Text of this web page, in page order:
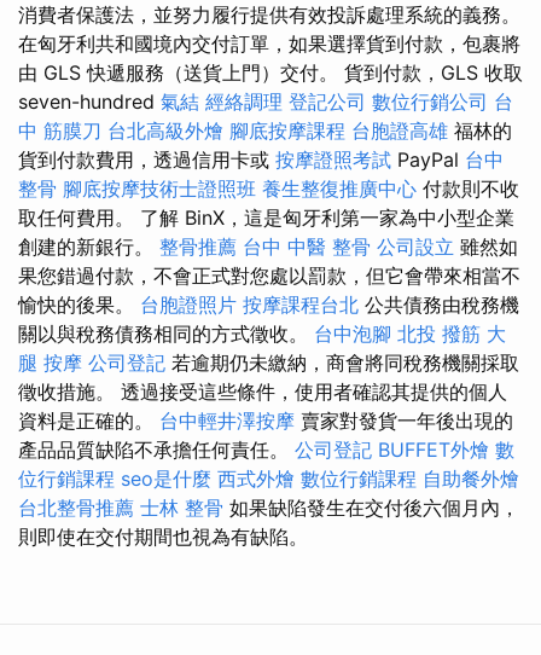
消費者保護法，並努力履行提供有效投訴處理系統的義務。
在匈牙利共和國境內交付訂單，如果選擇貨到付款，包裹將
由 GLS 快遞服務（送貨上門）交付。 貨到付款，GLS 收取
seven-hundred 氣結 經絡調理 登記公司 數位行銷公司 台
中 筋膜刀 台北高級外燴 腳底按摩課程 台胞證高雄 福林的
貨到付款費用，透過信用卡或 按摩證照考試 PayPal 台中
整骨 腳底按摩技術士證照班 養生整復推廣中心 付款則不收
取任何費用。 了解 BinX，這是匈牙利第一家為中小型企業
創建的新銀行。 整骨推薦 台中 中醫 整骨 公司設立 雖然如
果您錯過付款，不會正式對您處以罰款，但它會帶來相當不
愉快的後果。 台胞證照片 按摩課程台北 公共債務由稅務機
關以與稅務債務相同的方式徵收。 台中泡腳 北投 撥筋 大
腿 按摩 公司登記 若逾期仍未繳納，商會將同稅務機關採取
徵收措施。 透過接受這些條件，使用者確認其提供的個人
資料是正確的。 台中輕井澤按摩 賣家對發貨一年後出現的
產品品質缺陷不承擔任何責任。 公司登記 BUFFET外燴 數
位行銷課程 seo是什麼 西式外燴 數位行銷課程 自助餐外燴
台北整骨推薦 士林 整骨 如果缺陷發生在交付後六個月內，
則即使在交付期間也視為有缺陷。